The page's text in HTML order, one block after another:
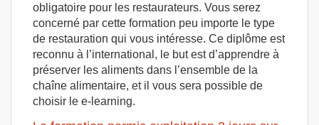
obligatoire pour les restaurateurs. Vous serez
concerné par cette formation peu importe le type
de restauration qui vous intéresse. Ce diplôme est
reconnu à l’international, le but est d’apprendre à
préserver les aliments dans l’ensemble de la
chaîne alimentaire, et il vous sera possible de
choisir le e-learning.